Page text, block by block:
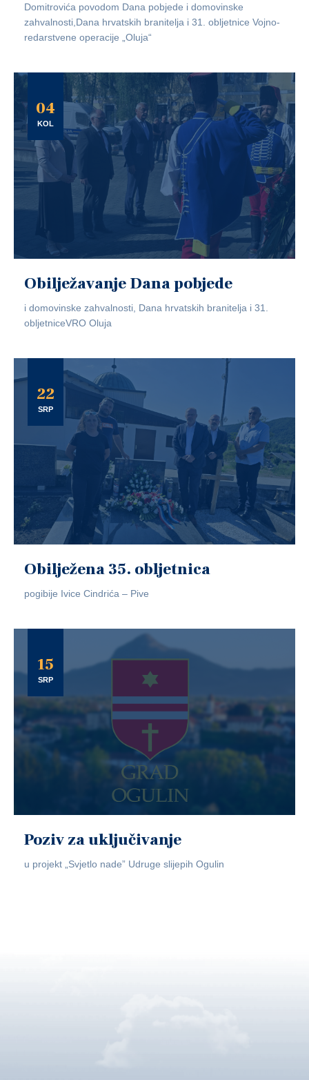
Domitrovića povodom Dana pobjede i domovinske
zahvalnosti,Dana hrvatskih branitelja i 31. obljetnice Vojno-
redarstvene operacije „Oluja“
04
KOL
Obilježavanje Dana pobjede
i domovinske zahvalnosti, Dana hrvatskih branitelja i 31.
obljetniceVRO Oluja
22
SRP
Obilježena 35. obljetnica
pogibije Ivice Cindrića – Pive
15
SRP
Poziv za uključivanje
u projekt „Svjetlo nade” Udruge slijepih Ogulin